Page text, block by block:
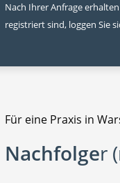
Nach Ihrer Anfrage
registriert sind, loggen Sie
Für eine Praxis in
Nachfolger